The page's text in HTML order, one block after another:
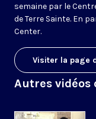
semaine par le
de Terre Sainte. En
Center.
Visiter la page
Autres vidéos